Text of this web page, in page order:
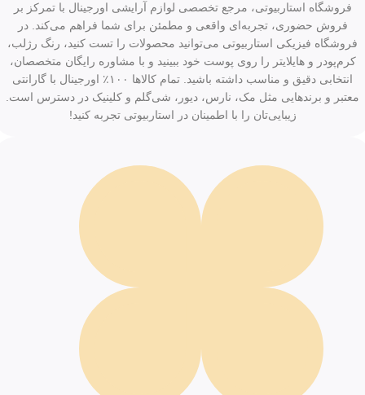
فروشگاه استاربیوتی، مرجع تخصصی لوازم آرایشی اورجینال با تمرکز بر
فروش حضوری، تجربه‌ای واقعی و مطمئن برای شما فراهم می‌کند. در
فروشگاه فیزیکی استاربیوتی می‌توانید محصولات را تست کنید، رنگ رژلب،
کرم‌پودر و هایلایتر را روی پوست خود ببینید و با مشاوره رایگان متخصصان،
انتخابی دقیق و مناسب داشته باشید. تمام کالاها ۱۰۰٪ اورجینال با گارانتی
معتبر و برندهایی مثل مک، نارس، دیور، شی‌گلم و کلینیک در دسترس است.
زیبایی‌تان را با اطمینان در استاربیوتی تجربه کنید!